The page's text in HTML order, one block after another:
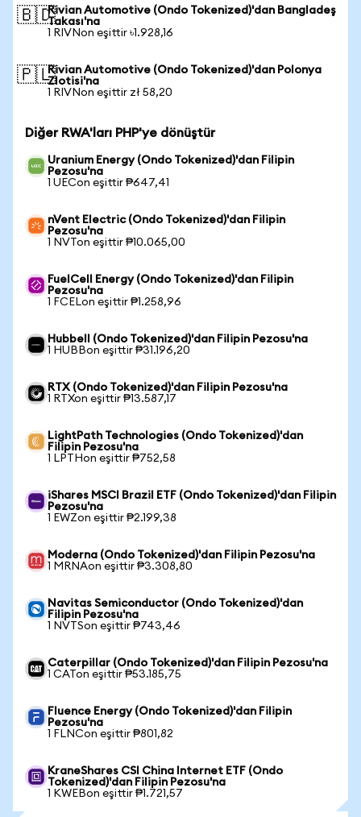
🇧🇩Rivian Automotive (Ondo Tokenized)'dan Bangladeş
Takası'na
1 RIVNon eşittir ৳1.928,16
🇵🇱Rivian Automotive (Ondo Tokenized)'dan Polonya
Zlotisi'na
1 RIVNon eşittir zł 58,20
Diğer RWA'ları PHP'ye dönüştür
Uranium Energy (Ondo Tokenized)'dan Filipin
Pezosu'na
1 UECon eşittir ₱647,41
nVent Electric (Ondo Tokenized)'dan Filipin
Pezosu'na
1 NVTon eşittir ₱10.065,00
FuelCell Energy (Ondo Tokenized)'dan Filipin
Pezosu'na
1 FCELon eşittir ₱1.258,96
Hubbell (Ondo Tokenized)'dan Filipin Pezosu'na
1 HUBBon eşittir ₱31.196,20
RTX (Ondo Tokenized)'dan Filipin Pezosu'na
1 RTXon eşittir ₱13.587,17
LightPath Technologies (Ondo Tokenized)'dan
Filipin Pezosu'na
1 LPTHon eşittir ₱752,58
iShares MSCI Brazil ETF (Ondo Tokenized)'dan Filipin
Pezosu'na
1 EWZon eşittir ₱2.199,38
Moderna (Ondo Tokenized)'dan Filipin Pezosu'na
1 MRNAon eşittir ₱3.308,80
Navitas Semiconductor (Ondo Tokenized)'dan
Filipin Pezosu'na
1 NVTSon eşittir ₱743,46
Caterpillar (Ondo Tokenized)'dan Filipin Pezosu'na
1 CATon eşittir ₱53.185,75
Fluence Energy (Ondo Tokenized)'dan Filipin
Pezosu'na
1 FLNCon eşittir ₱801,82
KraneShares CSI China Internet ETF (Ondo
Tokenized)'dan Filipin Pezosu'na
1 KWEBon eşittir ₱1.721,57